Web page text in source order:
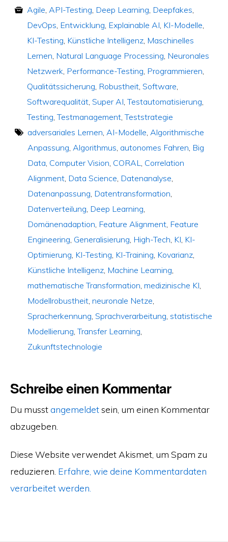
Agile API-Testing Deep Learning Deepfakes
DevOps Entwicklung Explainable AI KI-Modelle
KI-Testing Künstliche Intelligenz, Maschinelles
Lernen Natural Language Processing Neuronales
Netzwerk Performance-Testing Programmieren
Qualitätssicherung Robustheit, Software
Softwarequalität, Super AI ,Testautomatisierung
Testing ,Testmanagement,Teststrategie
adversariales Lernen AI-Modelle Algorithmische
Anpassung Algorithmus autonomes Fahren Big
Data Computer Vision CORAL
Correlation
Alignment, Data Science Datenanalyse
Datenanpassung Datentransformation
Datenverteilung Deep Learning
Domänenadaption Feature Alignment, Feature
Engineering Generalisierung High-Tech KI KI-
Optimierung KI-Testing KI-Training Kovarianz,
Künstliche Intelligenz, Machine Learning
mathematische Transformation medizinische KI
Modellrobustheit, neuronale Netze
Spracherkennung Sprachverarbeitung statistische
Modellierung ,Transfer Learning
Zukunftstechnologie
Schreibe einen Kommentar
Du musstangemeldetsein, um einen Kommentar
abzugeben.
Diese Website verwendet Akismet, um Spam zu
reduzieren. Erfahre, wie deine Kommentardaten
verarbeitet werden.